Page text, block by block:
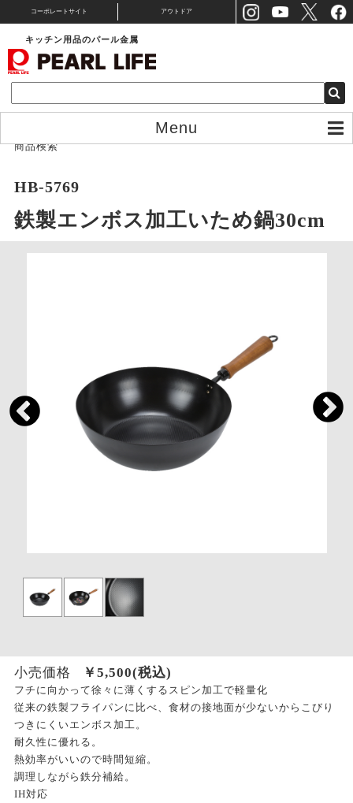
コーポレートサイト アウトドア
キッチン用品のパール金属
Menu
商品検索
HB-5769
鉄製エンボス加工いため鍋30cm
小売価格 ￥ 5,500(税込)
フチに向かって徐々に薄くするスピン加工で軽量化
従来の鉄製フライパンに比べ、食材の接地面が少ないからこびり
つきにくいエンボス加工。
耐久性に優れる。
熱効率がいいので時間短縮。
調理しながら鉄分補給。
IH対応